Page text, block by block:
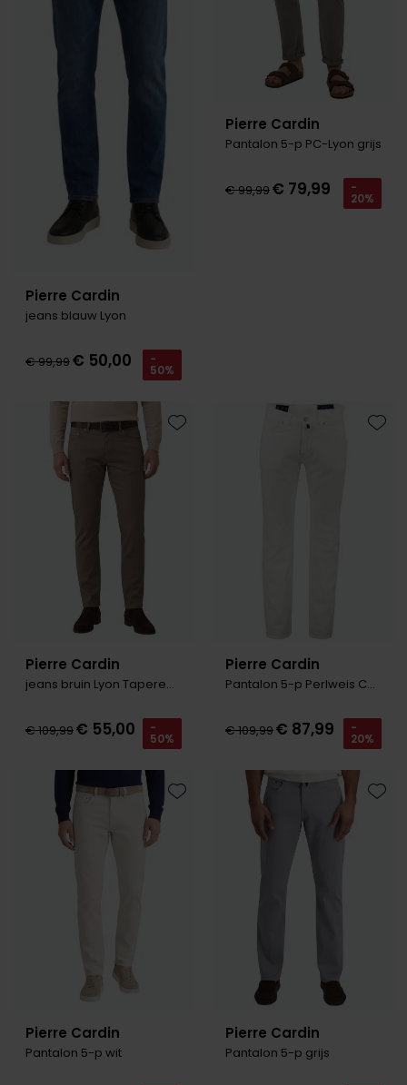
Pierre Cardin
jeans blauw Lyon
€ 99,99€ 50,00 -
50%
Pierre Cardin
Pantalon 5-p PC-Lyon grijs
€ 99,99€ 79,99 -
20%
Pierre Cardin
jeans bruin Lyon Tapered fit
€ 109,99€ 55,00 -
50%
Pierre Cardin
Pantalon 5-p Perlweis C3 30940.5015
€ 109,99€ 87,99 -
20%
Pierre Cardin
Pantalon 5-p wit
Toevoegen aan favorieten
Pierre Cardin
Pantalon 5-p grijs